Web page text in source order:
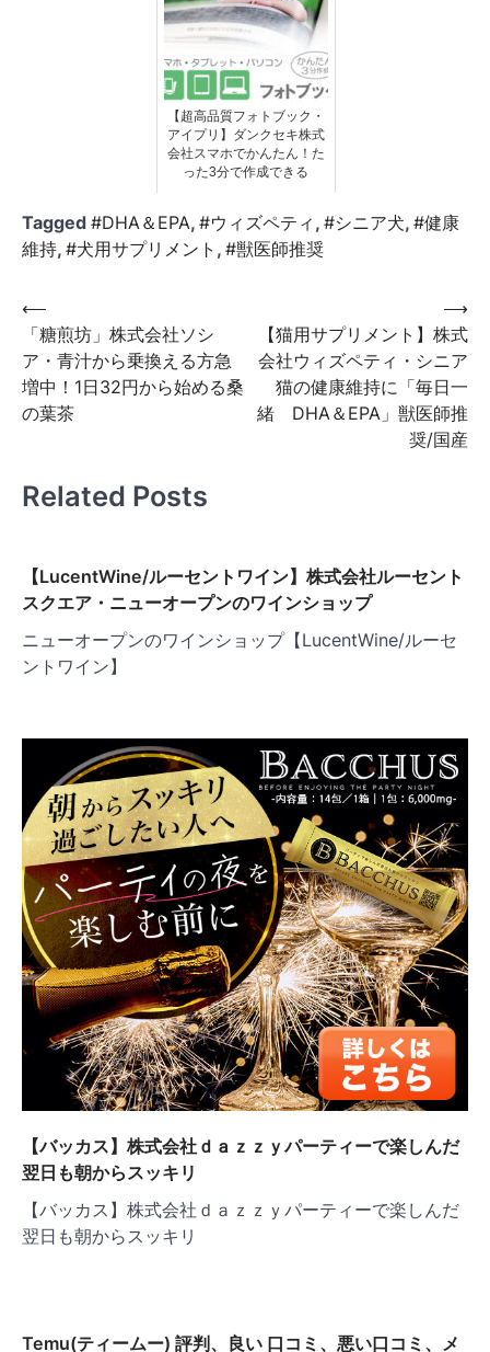
【超高品質フォトブック・
アイプリ】ダンクセキ株式
会社スマホでかんたん！た
った3分で作成できる
Tagged #DHA＆EPA, #ウィズペティ , #シニア犬, #健康
維持, #犬用サプリメント , #獣医師推奨
投
稿
ナ
ビ
ー
シ
ン
⟵
「糖煎坊」株式会社ソシ
ア・青汁から乗換える方急
増中！1日32円から始める桑
の葉茶
【猫用サプリメント】株式
会社ウィズペティ・シニア
猫の健康維持に「毎日一
緒 DHA＆EPA」獣医師推
奨/国産
⟶
Related Posts
【LucentWine/ルーセントワイン】株式会社ルーセント
スクエア・ニューオープンのワインショップ
ニューオープンのワインショップ【LucentWine/ルーセ
ントワイン】
【バッカス】株式会社ｄａｚｚｙパーティーで楽しんだ
翌日も朝からスッキリ
【バッカス】株式会社ｄａｚｚｙパーティーで楽しんだ
翌日も朝からスッキリ
Temu(ティームー) 評判、良い 口コミ、悪い口コミ、メ